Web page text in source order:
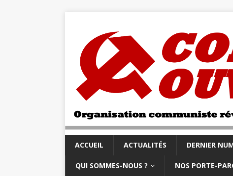
ACCUEIL ACTUALITÉS DERNIER
QUI SOMMES-NOUS ? NOS PORTE-